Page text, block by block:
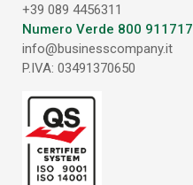
+39 089 4456311
Numero Verde 800 911717
info@businesscompany.it
P.IVA: 03491370650